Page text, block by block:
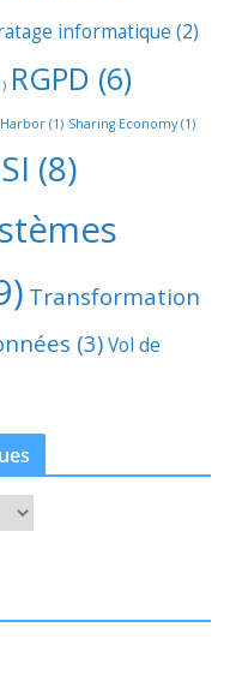
informatique (2)
RGPD (6)
(1) Sharing Economy(1)
(8)
Transformation
(3) Vol de